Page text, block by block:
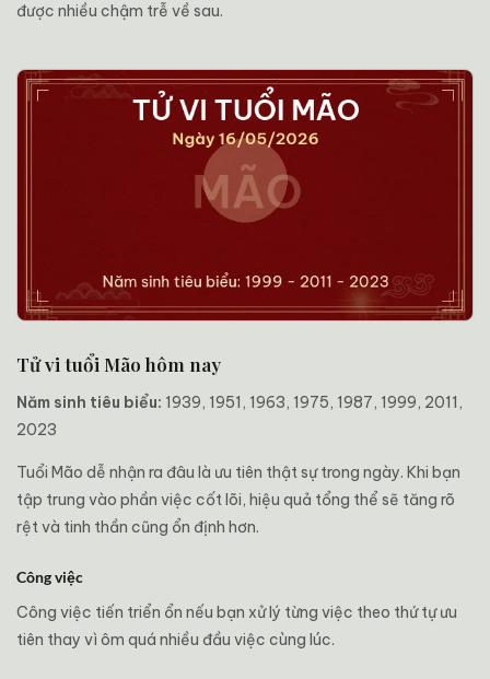
được nhiều chậm trễ về sau.
Tử vi tuổi Mão hôm nay
Năm sinh tiêu biểu: 1939, 1951, 1963, 1975, 1987, 1999, 2011,
2023
Tuổi Mão dễ nhận ra đâu là ưu tiên thật sự trong ngày. Khi bạn
tập trung vào phần việc cốt lõi, hiệu quả tổng thể sẽ tăng rõ
rệt và tinh thần cũng ổn định hơn.
Công việc
Công việc tiến triển ổn nếu bạn xử lý từng việc theo thứ tự ưu
tiên thay vì ôm quá nhiều đầu việc cùng lúc.